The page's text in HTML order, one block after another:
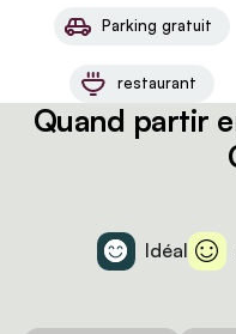
Parking gratuit
restaurant
Quand partir
Idéal